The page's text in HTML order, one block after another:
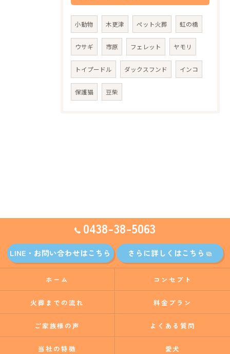
小動物 木更津 ペット火葬 虹の橋
ウサギ 市原 フェレット ヤモリ
トイプードル ダックスフンド インコ
保護猫 豆柴
0438-38-5063
LINE・お問い合わせはこちら さらに詳しくはこちら
ホーム コンセプト
火葬までの流れ 料金プラン
ご家族様の声 よくある質問
当社の特徴 愛犬